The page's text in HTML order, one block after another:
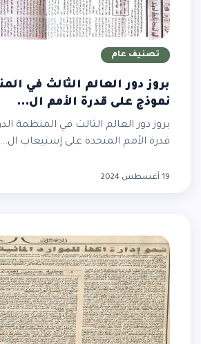
تصنيف عام
بروز دور العالم الثالث في المنظمة الدولية
نموذج على قدرة الأمم ال...
بروز دور العالم الثالث في المنظمة الدولية نموذج على
قدرة الأمم المتحدة على إستيعاب ال...
19 أغسطس 2024